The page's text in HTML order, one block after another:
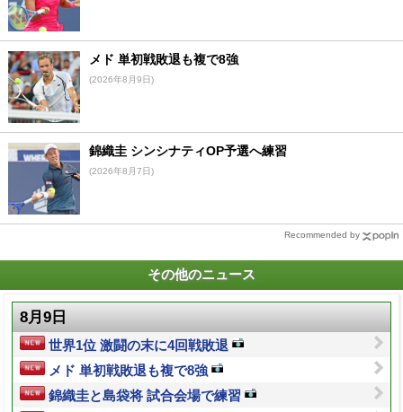
メド 単初戦敗退も複で8強
(2026年8月9日)
錦織圭 シンシナティOP予選へ練習
(2026年8月7日)
Recommended by
その他のニュース
8月9日
世界1位 激闘の末に4回戦敗退
メド 単初戦敗退も複で8強
錦織圭と島袋将 試合会場で練習